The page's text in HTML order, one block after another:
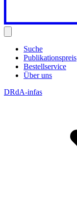
Suche
Publikationspreis
Bestellservice
Über uns
DRdA-infas